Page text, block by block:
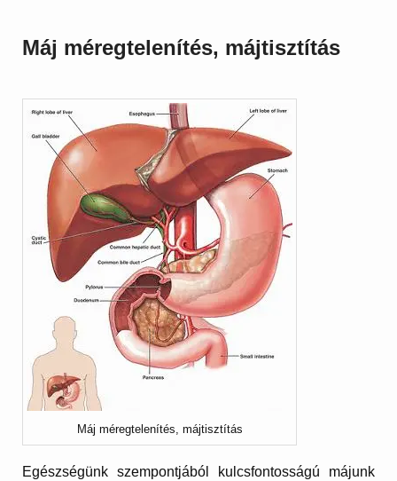
Máj méregtelenítés, májtisztítás
Máj méregtelenítés, májtisztítás
Egészségünk szempontjából kulcsfontosságú májunk